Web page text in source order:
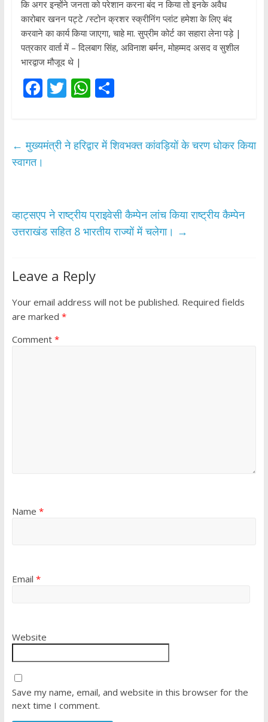
कि अगर इन्होंने जनता को परेशान करना बंद न किया तो इनके अवैध
कारोबार खनन पट्टे /स्टोन क्रशर स्क्रीनिंग प्लांट हमेशा के लिए बंद
करवाने का कार्य किया जाएगा, चाहे मा. सुप्रीम कोर्ट का सहारा लेना पड़े |
पत्रकार वार्ता में – दिलबाग सिंह, अविनाश बर्मन, मोहम्मद असद व सुशील
भारद्वाज मौजूद थे |
F
b
k
T
er
W
s
S
e
← मुख्यमंत्री ने हरिद्वार में शिवभक्त कांवड़ियों के चरण धोकर किया
स्वागत।
व्हाट्सएप ने राष्ट्रीय प्राइवेसी कैम्‍पेन लांच किया राष्ट्रीय कैम्‍पेन
उत्तराखंड सहित 8 भारतीय राज्यों में चलेगा। →
Leave a Reply
Your email address will not be published. Required fields
are marked *
Comment *
Name *
Email *
Website
Save my name, email, and website in this browser for the
next time I comment.